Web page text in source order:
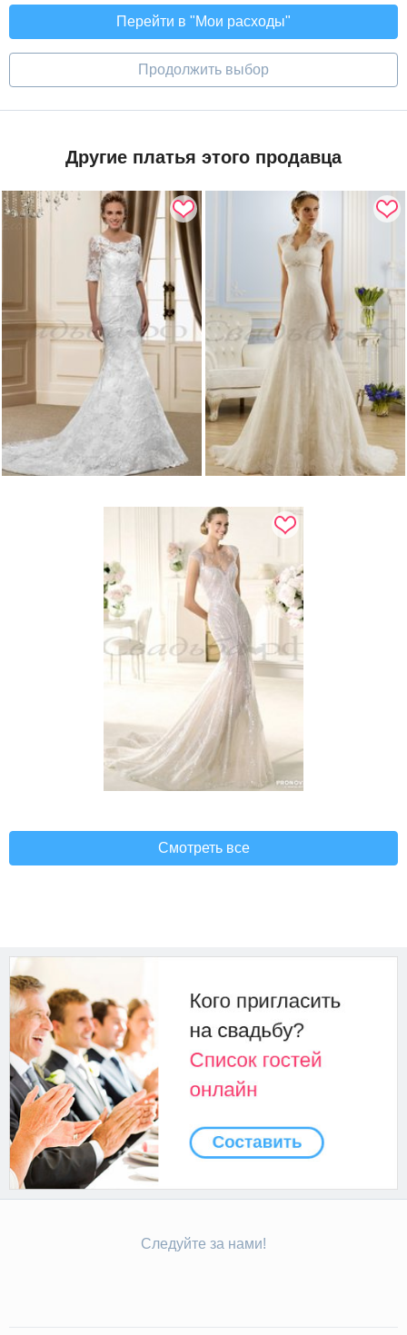
Перейти в "Мои расходы"
Продолжить выбор
Другие платья этого продавца
Смотреть все
Следуйте за нами!